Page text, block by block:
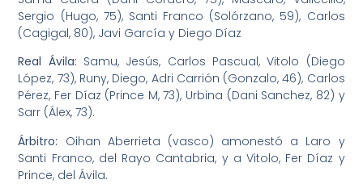
Sergio (Hugo, 75), Santi Franco (Solórzano, 59), Carlos
(Cagigal, 80), Javi García y Diego Díaz
Real Ávila: Samu, Jesús, Carlos Pascual, Vitolo (Diego
López, 73), Runy, Diego, Adri Carrión (Gonzalo, 46), Carlos
Pérez, Fer Díaz (Prince M, 73), Urbina (Dani Sanchez, 82) y
Sarr (Álex, 73).
Árbitro: Oihan Aberrieta (vasco) amonestó a Laro y
Santi Franco, del Rayo Cantabria, y a Vitolo, Fer Díaz y
Prince, del Ávila.